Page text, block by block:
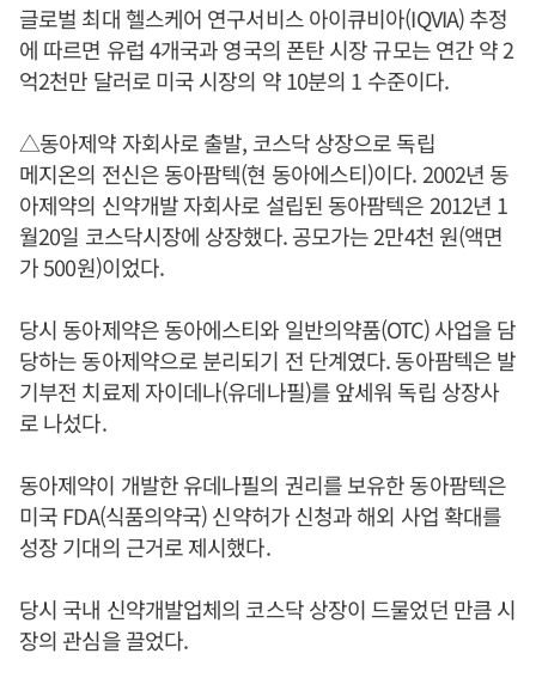
글로벌 최대 헬스케어 연구서비스 아이큐비아(IQVIA) 추정
에 따르면 유럽 4개국과 영국의 폰탄 시장 규모는 연간 약 2
억2천만 달러로 미국 시장의 약 10분의 1 수준이다.
△동아제약 자회사로 출발, 코스닥 상장으로 독립
메지온의 전신은 동아팜텍(현 동아에스티)이다. 2002년 동
아제약의 신약개발 자회사로 설립된 동아팜텍은 2012년 1
월20일 코스닥시장에 상장했다. 공모가는 2만4천 원(액면
가 500원)이었다.
당시 동아제약은 동아에스티와 일반의약품(OTC) 사업을 담
당하는 동아제약으로 분리되기 전 단계였다. 동아팜텍은 발
기부전 치료제 자이데나(유데나필)를 앞세워 독립 상장사
로 나섰다.
동아제약이 개발한 유데나필의 권리를 보유한 동아팜텍은
미국 FDA(식품의약국) 신약허가 신청과 해외 사업 확대를
성장 기대의 근거로 제시했다.
당시 국내 신약개발업체의 코스닥 상장이 드물었던 만큼 시
장의 관심을 끌었다.